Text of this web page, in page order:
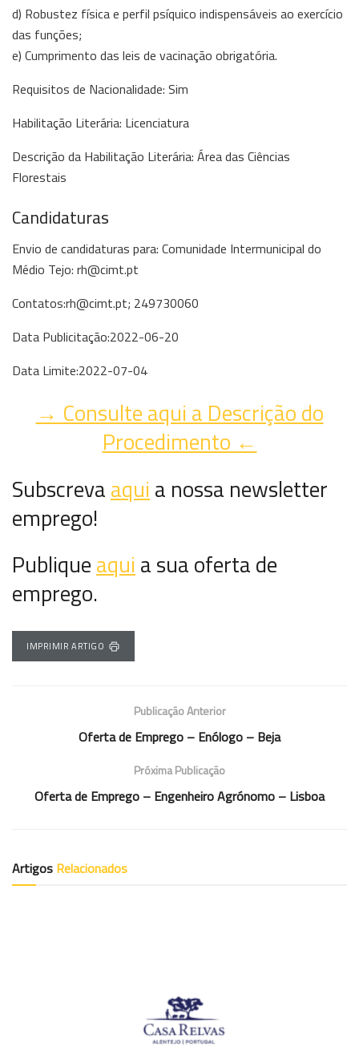
d) Robustez física e perfil psíquico indispensáveis ao exercício
das funções;
e) Cumprimento das leis de vacinação obrigatória.
Requisitos de Nacionalidade: Sim
Habilitação Literária: Licenciatura
Descrição da Habilitação Literária: Área das Ciências
Florestais
Candidaturas
Envio de candidaturas para: Comunidade Intermunicipal do
Médio Tejo: rh@cimt.pt
Contatos:rh@cimt.pt; 249730060
Data Publicitação:2022-06-20
Data Limite:2022-07-04
→ Consulte aqui a Descrição do
Procedimento ←
Subscrevaaqui a nossa newsletter
emprego!
Publiqueaquia sua oferta de
emprego.
IMPRIMIR ARTIGO
Publicação Anterior
Oferta de Emprego – Enólogo – Beja
Próxima Publicação
Oferta de Emprego – Engenheiro Agrónomo – Lisboa
Artigos Relacionados